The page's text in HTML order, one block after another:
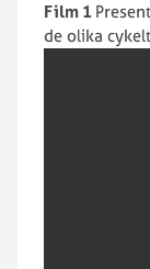
Film 1
de olika